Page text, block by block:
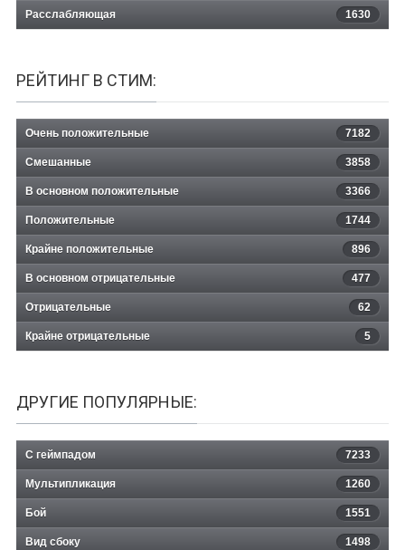
Расслабляющая 1630
РЕЙТИНГ В СТИМ:
Очень положительные 7182
Смешанные 3858
В основном положительные 3366
Положительные 1744
Крайне положительные 896
В основном отрицательные 477
Отрицательные 62
Крайне отрицательные 5
ДРУГИЕ ПОПУЛЯРНЫЕ:
С геймпадом 7233
Мультипликация 1260
Бой 1551
Вид сбоку 1498